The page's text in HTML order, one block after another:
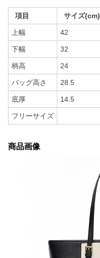
項目 サイズ(cm)
上幅 42
下幅 32
柄高 24
バッグ高さ 28.5
底厚 14.5
フリーサイズ
商品画像